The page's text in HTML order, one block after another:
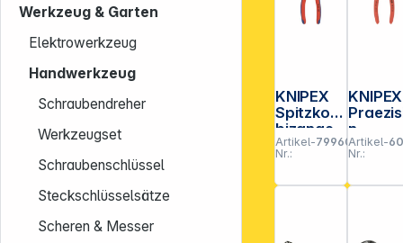
Werkzeug & Garten
Elektrowerkzeug
Handwerkzeug
Schraubendreher
Werkzeugset
Schraubenschlüssel
Steckschlüsselsätze
Scheren & Messer
KNIPEX
Spitzkom
bizange
Artikel-
Nr.:
799605
KNIPEX
n-
gsringza
Artikel-
Nr.: